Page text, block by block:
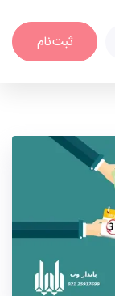
ثبت‌نام